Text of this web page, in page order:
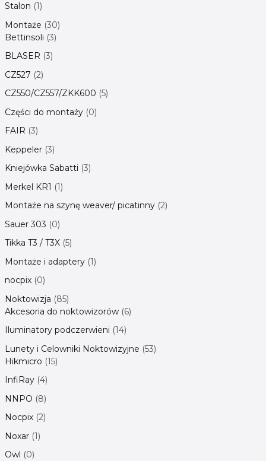
Stalon 1
Montaże 30
Bettinsoli 3
BLASER 3
CZ527 2
CZ550/CZ557/ZKK600 5
Części do montaży 0
FAIR 3
Keppeler 3
Kniejówka Sabatti 3
Merkel KR1 1
Montaże na szynę weaver/ picatinny 2
Sauer 303 0
Tikka T3 / T3X 5
Montaże i adaptery 1
nocpix 0
Noktowizja 85
Akcesoria do noktowizorów 6
Iluminatory podczerwieni 14
Lunety i Celowniki Noktowizyjne 53
Hikmicro 15
InfiRay 4
NNPO 8
Nocpix 2
Noxar 1
Owl 0